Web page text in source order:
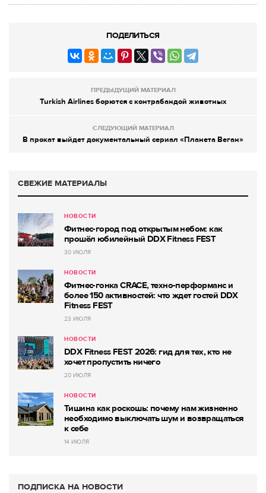
ПОДЕЛИТЬСЯ
ПРЕДЫДУЩИЙ МАТЕРИАЛ
Turkish Airlines борются с контрабандой животных
СЛЕДУЮЩИЙ МАТЕРИАЛ
В прокат выйдет документальный сериал «Планета Веган»
СВЕЖИЕ МАТЕРИАЛЫ
НОВОСТИ
Фитнес-город под открытым небом: как
прошёл юбилейный DDX Fitness FEST
30 ИЮЛЯ
НОВОСТИ
Фитнес-гонка CRACE, техно-перформанс и
более 150 активностей: что ждет гостей DDX
Fitness FEST
23 ИЮЛЯ
НОВОСТИ
DDX Fitness FEST 2026: гид для тех, кто не
хочет пропустить ничего
20 ИЮЛЯ
НОВОСТИ
Тишина как роскошь: почему нам жизненно
необходимо выключать шум и возвращаться
к себе
14 ИЮЛЯ
ПОДПИСКА НА НОВОСТИ